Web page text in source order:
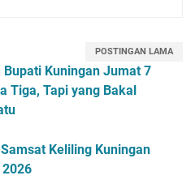
POSTINGAN LAMA
Kuningan Jumat 7
Tiga, Tapi yang Bakal
Keliling Kuningan